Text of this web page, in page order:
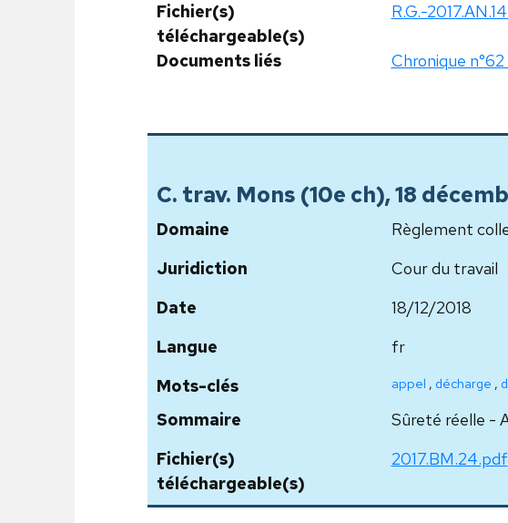
Fichier(s)
téléchargeable(s)
R.G.-
Documents liés Chronique
C. trav. Mons (10e ch), 18
Domaine
Règlement
Juridiction
Cour du travail
Date
18/12/2018
Langue
fr
Mots-clés
appel , décharge ,
Sommaire
Sûreté réelle -
Fichier(s)
téléchargeable(s)
2017.BM.24.pdf